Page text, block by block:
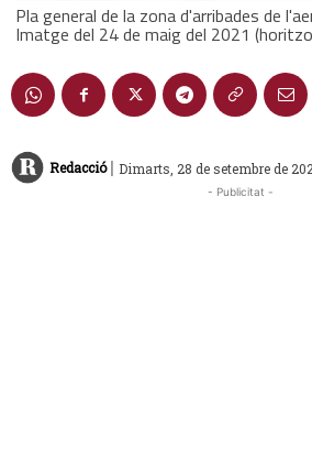
Pla general de la zona d'arribades de
Imatge del 24 de maig del 2021
Redacció | Dimarts, 28 de setembre de
- Publicitat -